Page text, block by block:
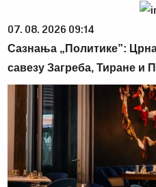
07. 08. 2026 09:14
Сазнања „Политике”:
савезу Загреба, Тиране и